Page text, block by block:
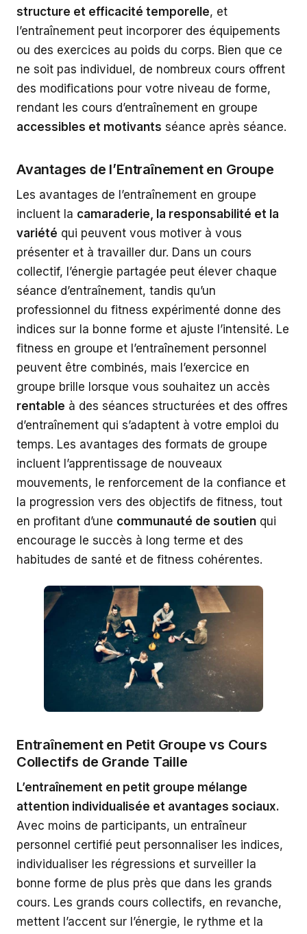
structure et efficacité temporelle, et
l’entraînement peut incorporer des équipements
ou des exercices au poids du corps. Bien que ce
ne soit pas individuel, de nombreux cours offrent
des modifications pour votre niveau de forme,
rendant les cours d’entraînement en groupe
accessibles et motivants séance après séance.
Avantages de l’Entraînement en Groupe
Les avantages de l’entraînement en groupe
incluent la camaraderie, la responsabilité et la
variété qui peuvent vous motiver à vous
présenter et à travailler dur. Dans un cours
collectif, l’énergie partagée peut élever chaque
séance d’entraînement, tandis qu’un
professionnel du fitness expérimenté donne des
indices sur la bonne forme et ajuste l’intensité. Le
fitness en groupe et l’entraînement personnel
peuvent être combinés, mais l’exercice en
groupe brille lorsque vous souhaitez un accès
rentable à des séances structurées et des offres
d’entraînement qui s’adaptent à votre emploi du
temps. Les avantages des formats de groupe
incluent l’apprentissage de nouveaux
mouvements, le renforcement de la confiance et
la progression vers des objectifs de fitness, tout
en profitant d’une communauté de soutien qui
encourage le succès à long terme et des
habitudes de santé et de fitness cohérentes.
Entraînement en Petit Groupe vs Cours
Collectifs de Grande Taille
L’entraînement en petit groupe mélange
attention individualisée et avantages sociaux.
Avec moins de participants, un entraîneur
personnel certifié peut personnaliser les indices,
individualiser les régressions et surveiller la
bonne forme de plus près que dans les grands
cours. Les grands cours collectifs, en revanche,
mettent l’accent sur l’énergie, le rythme et la